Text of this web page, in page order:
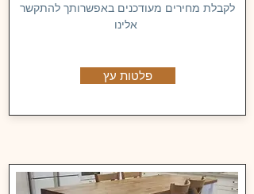
לקבלת מחירים מעודכנים באפשרותך להתקשר
אלינו
פלטות עץ